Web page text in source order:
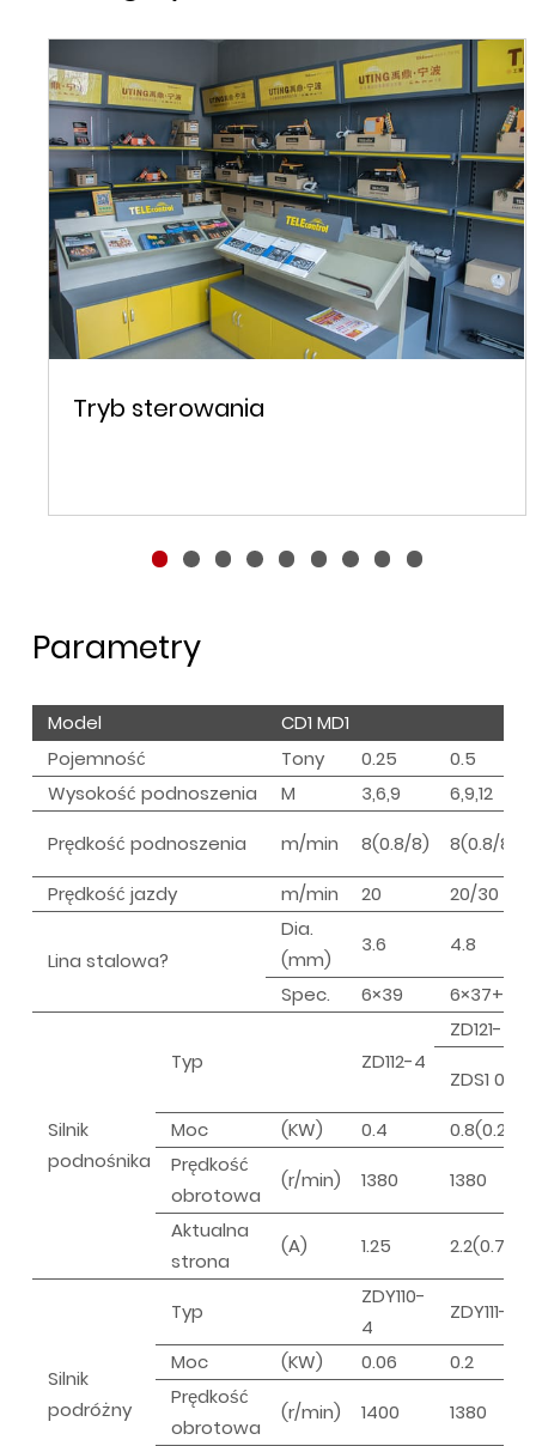
Tryb sterowania
Parametry
Model
CD1 MD1
Pojemność
Tony 0.25
0.5
Wysokość podnoszenia
M 3,6,9
6,9,12
Prędkość podnoszenia
m/min 8(0.8/8)
8(0.8/8)
Prędkość jazdy
m/min 20 20/30
Lina stalowa?
Dia.
(mm)
3.6
4.8
Spec.
6×39 6×37+FC
Silnik
podnośnika
Typ ZD112-4
ZD121-4
ZDS1 0,2/
Moc
(KW) 0.4
0.8(0.2/
Prędkość
obrotowa
(r/min) 1380
1380
Aktualna
strona
(A) 1.25 2.2(0.72/
Silnik
podróżny
Typ
ZDY110-
4
ZDY111-4
Moc
(KW) 0.06
0.2
Prędkość
obrotowa
(r/min) 1400
1380